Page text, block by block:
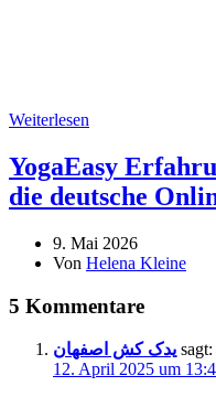
Weiterlesen
YogaEasy
die deutsche
9. Mai 2026
Von Helena Kleine
5 Kommentare
یدک کش اصفهان sagt:
12. April 2025 um